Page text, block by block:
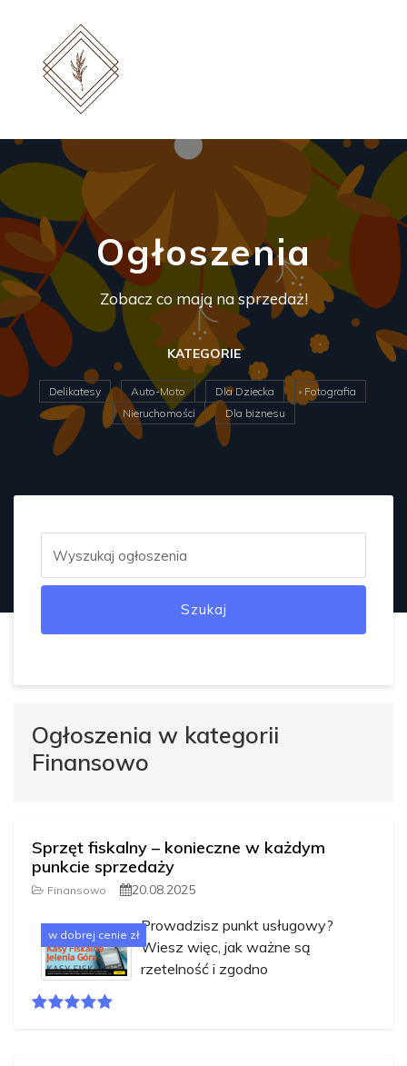
Ogłoszenia
Zobacz co mają na sprzedaż!
KATEGORIE
Delikatesy Auto-Moto Dla Dziecka
Fotografia
Nieruchomości
Dla biznesu
Szukaj
Ogłoszenia w kategorii
Finansowo
Sprzęt fiskalny – konieczne w każdym
punkcie sprzedaży
Finansowo 20.08.2025
w dobrej cenie zł
Prowadzisz punkt usługowy?
Wiesz więc, jak ważne są
rzetelność i zgodno